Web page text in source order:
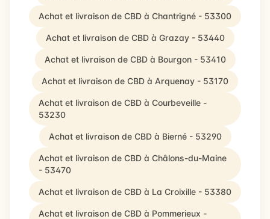
Achat et livraison de CBD à Chantrigné - 53300
Achat et livraison de CBD à Grazay - 53440
Achat et livraison de CBD à Bourgon - 53410
Achat et livraison de CBD à Arquenay - 53170
Achat et livraison de CBD à Courbeveille -
53230
Achat et livraison de CBD à Bierné - 53290
Achat et livraison de CBD à Châlons-du-Maine
- 53470
Achat et livraison de CBD à La Croixille - 53380
Achat et livraison de CBD à Pommerieux -